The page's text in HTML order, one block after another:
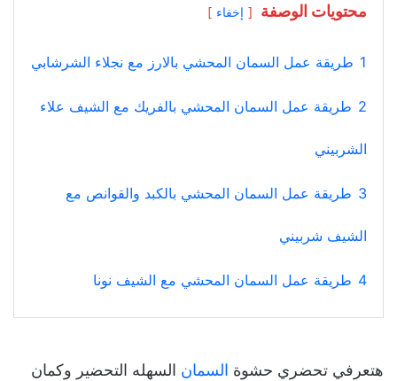
محتويات الوصفة إخفاء
1 طريقة عمل السمان المحشي بالارز مع نجلاء الشرشابي
2 طريقة عمل السمان المحشي بالفريك مع الشيف علاء
الشربيني
3 طريقة عمل السمان المحشي بالكبد والقوانص مع
الشيف شربيني
4 طريقة عمل السمان المحشي مع الشيف نونا
هتعرفي تحضري حشوة السمان السهله التحضير وكمان